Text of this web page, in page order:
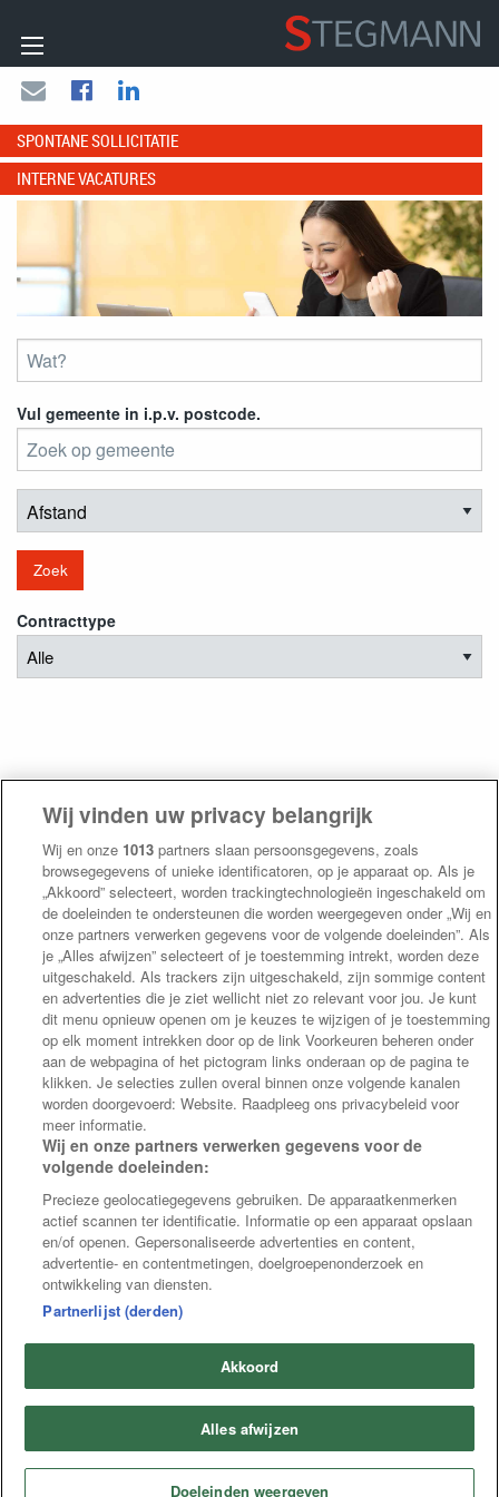
SPONTANE SOLLICITATIE
INTERNE VACATURES
Vul gemeente in i.p.v. postcode.
Zoek
Contracttype
Wij vinden uw privacy belangrijk
Wij en onze 1013 partners slaan persoonsgegevens, zoals
browsegegevens of unieke identificatoren, op je apparaat op. Als je
„Akkoord” selecteert, worden trackingtechnologieën ingeschakeld om
de doeleinden te ondersteunen die worden weergegeven onder „Wij en
onze partners verwerken gegevens voor de volgende doeleinden”. Als
je „Alles afwijzen” selecteert of je toestemming intrekt, worden deze
uitgeschakeld. Als trackers zijn uitgeschakeld, zijn sommige content
en advertenties die je ziet wellicht niet zo relevant voor jou. Je kunt
dit menu opnieuw openen om je keuzes te wijzigen of je toestemming
op elk moment intrekken door op de link Voorkeuren beheren onder
aan de webpagina of het pictogram links onderaan op de pagina te
klikken. Je selecties zullen overal binnen onze volgende kanalen
worden doorgevoerd: Website. Raadpleeg ons privacybeleid voor
meer informatie.
Wij en onze partners verwerken gegevens voor de
volgende doeleinden:
Precieze geolocatiegegevens gebruiken. De apparaatkenmerken
actief scannen ter identificatie. Informatie op een apparaat opslaan
en/of openen. Gepersonaliseerde advertenties en content,
advertentie- en contentmetingen, doelgroepenonderzoek en
ontwikkeling van diensten.
Partnerlijst (derden)
Akkoord
Alles afwijzen
Doeleinden weergeven